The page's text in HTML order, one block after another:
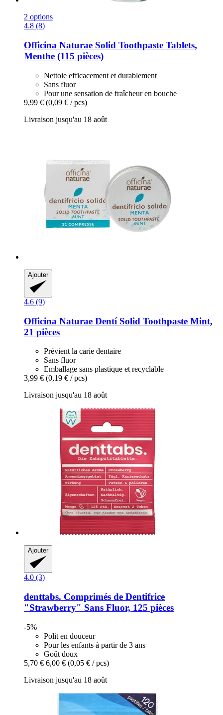
2 options
4.8 (8)
Officina Naturae Solid Toothpaste Tablets,
Menthe (115 pièces)
Nettoie efficacement et durablement
Sans fluor
Pour une sensation de fraîcheur en bouche
9,99 € (0,09 € / pcs)
Livraison jusqu'au 18 août
Ajouter
4.6 (9)
Officina Naturae Dentí Solid Toothpaste Mint,
21 pièces
Prévient la carie dentaire
Sans fluor
Emballage sans plastique et recyclable
3,99 € (0,19 € / pcs)
Livraison jusqu'au 18 août
Ajouter
4.0 (3)
denttabs. Comprimés de Dentifrice
"Strawberry" Sans Fluor, 125 pièces
-5%
Polit en douceur
Pour les enfants à partir de 3 ans
Goût doux
5,70 € 6,00 € (0,05 € / pcs)
Livraison jusqu'au 18 août